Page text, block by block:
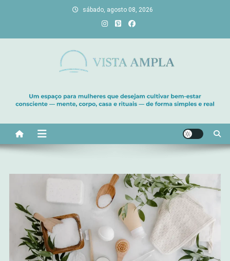
sábado, agosto 08, 2026
bem-estar e encontre seu propósito. Inspiração diária para uma
vida com mais luz e significado!